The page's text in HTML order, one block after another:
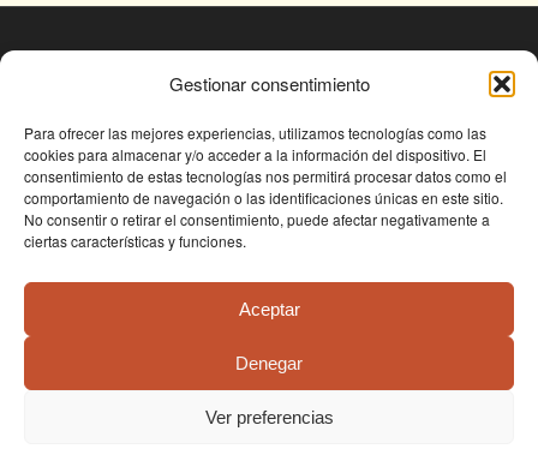
Gestionar consentimiento
Para ofrecer las mejores experiencias, utilizamos tecnologías como las
cookies para almacenar y/o acceder a la información del dispositivo. El
consentimiento de estas tecnologías nos permitirá procesar datos como el
comportamiento de navegación o las identificaciones únicas en este sitio.
No consentir o retirar el consentimiento, puede afectar negativamente a
ciertas características y funciones.
Aceptar
Denegar
Ver preferencias
© Fundación Conjunto Paleontológico de Teruel
Avda. Sagunto s/n, 44002 TERUEL,
Tlf: +34 978 61 76 30, email:
fundapolis@fundaciondinopolis.org
Política de privacidad